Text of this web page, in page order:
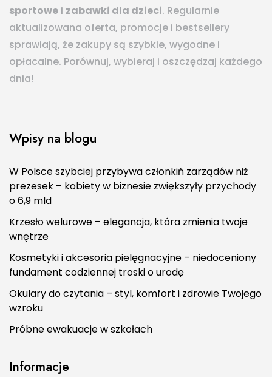
sportowe i zabawki dla dzieci. Regularnie
aktualizowana oferta, promocje i bestsellery
sprawiają, że zakupy są szybkie, wygodne i
opłacalne. Porównuj, wybieraj i oszczędzaj każdego
dnia!
Wpisy na blogu
W Polsce szybciej przybywa członkiń zarządów niż
prezesek – kobiety w biznesie zwiększyły przychody
o 6,9 mld
Krzesło welurowe – elegancja, która zmienia twoje
wnętrze
Kosmetyki i akcesoria pielęgnacyjne – niedoceniony
fundament codziennej troski o urodę
Okulary do czytania – styl, komfort i zdrowie Twojego
wzroku
Próbne ewakuacje w szkołach
Informacje